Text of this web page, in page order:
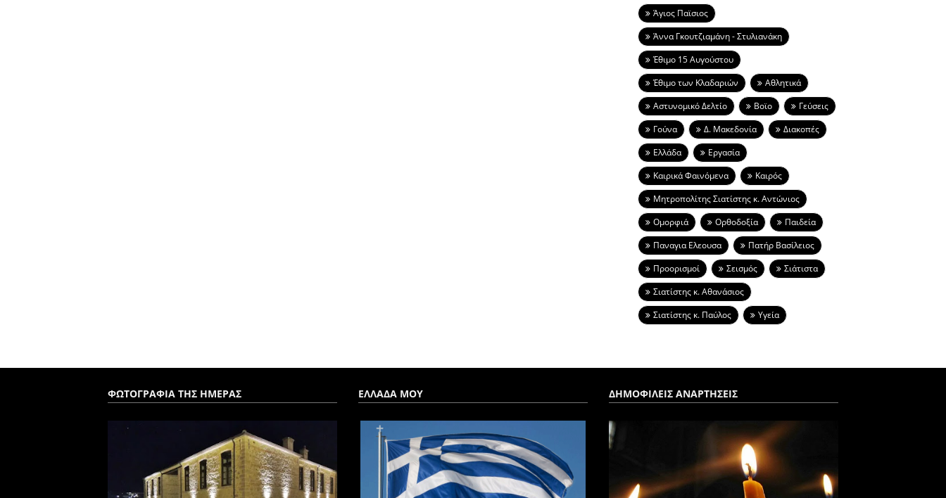
Άγιος Παϊσιος
Άννα Γκουτζιαμάνη - Στυλιανάκη
Έθιμο 15 Αυγούστου
Έθιμο των Κλαδαριών
Αθλητικά
Αστυνομικό Δελτίο
Βοϊο
Γεύσεις
Γούνα
Δ. Μακεδονία
Διακοπές
Ελλάδα
Εργασία
Καιρικά Φαινόμενα
Καιρός
Μητροπολίτης Σιατίστης κ. Αντώνιος
Ομορφιά
Ορθοδοξία
Παιδεία
Παναγια Ελεουσα
Πατήρ Βασίλειος
Προορισμοί
Σεισμός
Σιάτιστα
Σιατίστης κ. Αθανάσιος
Σιατίστης κ. Παύλος
Υγεία
ΦΩΤΟΓΡΑΦΙΑ ΤΗΣ ΗΜΕΡΑΣ ΕΛΛΑΔΑ ΜΟΥ ΔΗΜΟΦΙΛΕΙΣ ΑΝΑΡΤΗΣΕΙΣ